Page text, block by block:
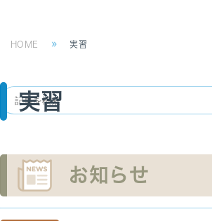
HOME 実習
実習
お知らせ